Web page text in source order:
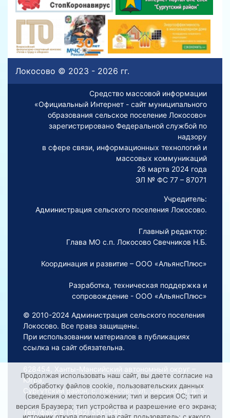
Локосово © 2023 - 2026 гг.
Средство массовой информации
«Официальный Интернет - сайт муниципального
образования сельское поселение Локосово»
зарегистрировано Федеральной службой по
надзору
в сфере связи, информационных технологий и
массовых коммуникаций
26 марта 2024 года
ЭЛ № ФС 77 – 87071
Учредитель:
Администрация сельского поселения Локосово.
Главный редактор:
Глава МО с.п. Локосово Свечников Н.Б.
Координация и развитие – ООО «АльянсПлюс»
Разработка, техническая поддержка и
сопровождение - ООО «АльянсПлюс»
© 2010-2024 Администрация сельского поселения
Локосово. Все права защищены.
При использовании материалов в публикациях
ссылка на сайт обязательна.
628454, Ханты-Мансийский автономный округ –
Югра,
Сургутский район, с. Локосово, ул. Заводская, д. 5
Тел./факс 8 (3462) 550-548
Продолжая использовать наш сайт, вы даете согласие на
обработку файлов cookie, пользовательских данных
(сведения о местоположении; тип и версия ОС; тип и
версия Браузера; тип устройства и разрешение его экрана;